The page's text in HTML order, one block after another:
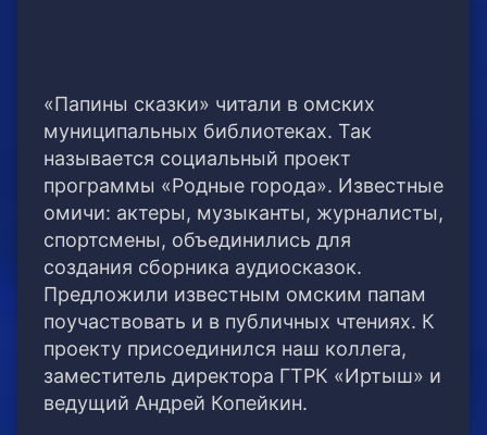
«Папины сказки» читали в омских
муниципальных библиотеках. Так
называется социальный проект
программы «Родные города». Известные
омичи: актеры, музыканты, журналисты,
спортсмены, объединились для
создания сборника аудиосказок.
Предложили известным омским папам
поучаствовать и в публичных чтениях. К
проекту присоединился наш коллега,
заместитель директора ГТРК «Иртыш» и
ведущий Андрей Копейкин.